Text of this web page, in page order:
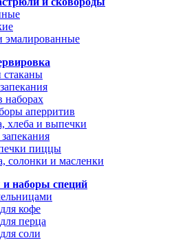
эмалированные
наборах
аперритив
хлеба и выпечки
пиццы
солонки и масленки
наборы специй
кофе
перца
соли